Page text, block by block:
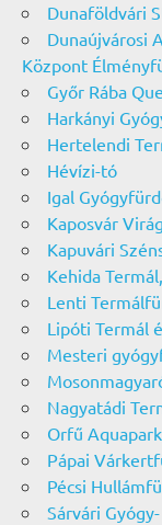
Dunaföldvári
Dunaújvárosi
Központ
Győr Rába
Harkányi
Hertelendi
Hévízi-tó
Igal
Kaposvár
Kapuvári
Kehida
Lenti
Lipóti Termál
Mesteri
Nagyatádi
Orfű Aquapark
Pápai
Pécsi
Sárvári